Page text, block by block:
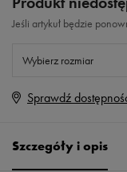
Jeśli artykuł będzie
Wybierz rozmiar
Rozmiary EU
Sprawdź
Szczegóły i opis